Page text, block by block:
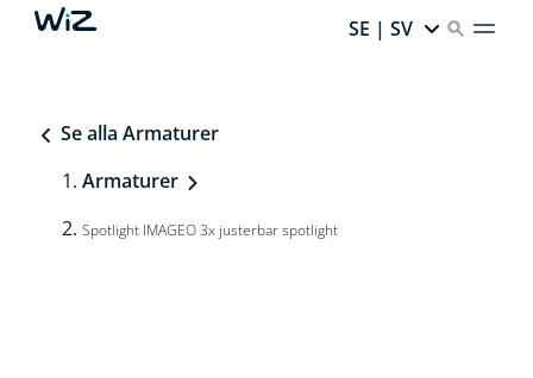
SE | SV
Se alla Armaturer
Armaturer
Spotlight IMAGEO 3x justerbar spotlight